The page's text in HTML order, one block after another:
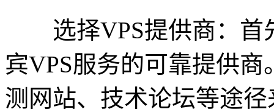
选择VPS提供商：首
宾VPS服务的可靠提供
测网站、技术论坛等途